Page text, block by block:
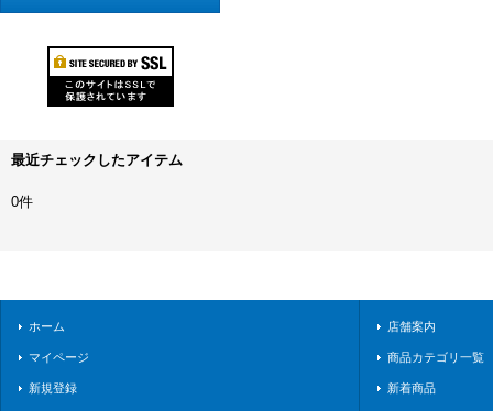
最近チェックしたアイテム
0件
ホーム
マイページ
新規登録
店舗案内
商品カテゴリ一覧
新着商品